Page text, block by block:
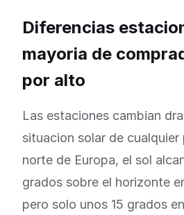
Diferencias
mayoria de
por alto
Las estaciones cambian
situacion solar de cualquier
norte de Europa, el sol
grados sobre el horizonte
pero solo unos 15 grados